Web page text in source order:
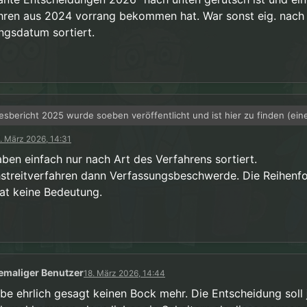
aus 2024 vorrang bekommen hat. War sonst eig. nach
sortiert.
2025 wurde soeben veröffentlicht und ist hier zu finden
haben sie wohl vergessen, da man nur Zugriff über eine
SharedDocs/Downloads/DE/
interessant finde ist das auch dort noch einmal unter den “Geplanten
2026” wieder die Verfassungsbeschwerden zum Puppenverbot
hätte hier auch einfach eines der neueren Beschwerden aufführen
hat daher also schon eine gewisse Bedeutung.
widerum finde ich das die Beschwerden in der Auflistung unter
2026” nach unten gerutsch ist und ein neues Verfahren aus
hat. War sonst eig. nach Eingangsdatum sortiert.
März 2026, 14:31
einfach nur nach Art des Verfahrens sortiert.
dann Verfassungsbeschwerde. Die
keine Bedeutung.
Benutzer18. März 2026, 14:44
ehrlich gesagt keinen Bock mehr. Die Entscheidung